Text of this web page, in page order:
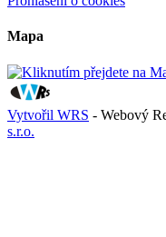
Mapa
Vytvořil WRS - Webový
s.r.o.